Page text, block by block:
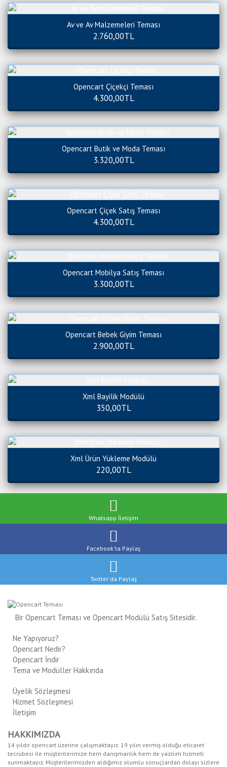
Av ve Av Malzemeleri Teması
2.760,00TL
Opencart Çiçekçi Teması
4.300,00TL
Opencart Butik ve Moda Teması
3.320,00TL
Opencart Çiçek Satış Teması
4.300,00TL
Opencart Mobilya Satış Teması
3.300,00TL
Opencart Bebek Giyim Teması
2.900,00TL
Xml Bayilik Modülü
350,00TL
Xml Ürün Yükleme Modülü
220,00TL
Whatsapp İletişim
Facebook'ta Paylaş
Twitter'da Paylaş
Bir Opencart Teması ve Opencart Modülü Satış Sitesidir.
Ne Yapıyoruz?
Opencart Nedir?
Opencart İndir
Tema ve Modüller Hakkında
Üyelik Sözleşmesi
Hizmet Sözleşmesi
İletişim
HAKKIMIZDA
14 yıldır opencart üzerine çalışmaktayız. 19 yılın vermiş olduğu eticaret
tecrübesi ile müşterilerimize hem danışmanlık hem de yazılım hizmeti
sunmaktayız. Müşterilerimizden aldığımız olumlu sonuçlardan dolayı sizlere